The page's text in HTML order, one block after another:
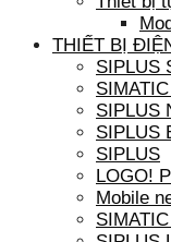
THIẾT BỊ
SIPLUS
SIPLUS
SIPLUS
SIPLUS
LOGO!
Mobile